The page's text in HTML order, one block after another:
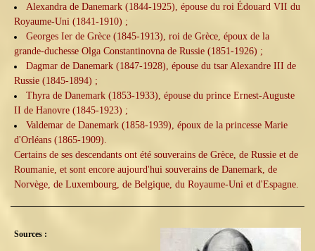
Alexandra de Danemark (1844-1925), épouse du roi Édouard VII du
Royaume-Uni (1841-1910) ;
Georges Ier de Grèce (1845-1913), roi de Grèce, époux de la
grande-duchesse Olga Constantinovna de Russie (1851-1926) ;
Dagmar de Danemark (1847-1928), épouse du tsar Alexandre III de
Russie (1845-1894) ;
Thyra de Danemark (1853-1933), épouse du prince Ernest-Auguste
II de Hanovre (1845-1923) ;
Valdemar de Danemark (1858-1939), époux de la princesse Marie
d'Orléans (1865-1909).
Certains de ses descendants ont été souverains de Grèce, de Russie et de
Roumanie, et sont encore aujourd'hui souverains de Danemark, de
Norvège, de Luxembourg, de Belgique, du Royaume-Uni et d'Espagne.
Sources :